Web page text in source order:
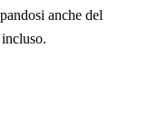
anche del